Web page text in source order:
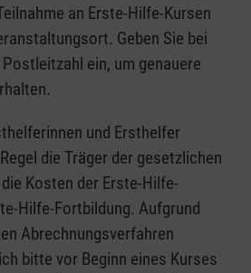
an Erste-Hilfe-Kursen
Geben Sie bei
ein, um genauere
und Ersthelfer
die Träger der gesetzlichen
Kosten der Erste-Hilfe-
Hilfe-Fortbildung. Aufgrund
Abrechnungsverfahren
bitte vor Beginn eines Kurses